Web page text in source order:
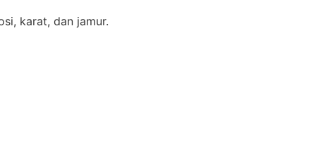
karat, dan jamur.